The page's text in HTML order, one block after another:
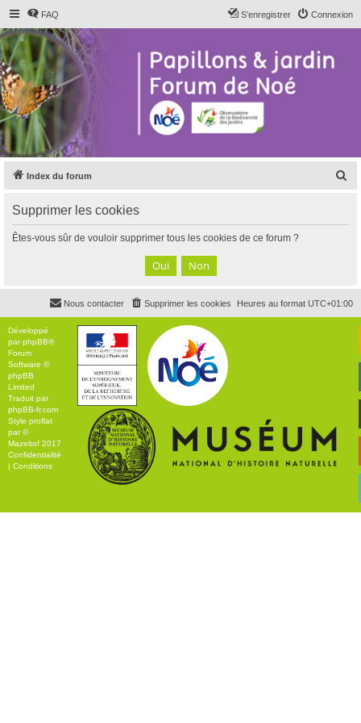
FAQ Connexion
S’enregistrer
Index du forum
c
Supprimer les cookies
Êtes-vous sûr de vouloir supprimer tous les cookies de ce forum ?
Heures au format UTC+01:00
Supprimer les cookies
Nous contacter
Développé
parphpBB®
Forum
Software ©
phpBB
Limited
Traduit par
phpBB-fr.com
Style proflat
par ©
Mazeltof 2017
Confidentialité
| Conditions